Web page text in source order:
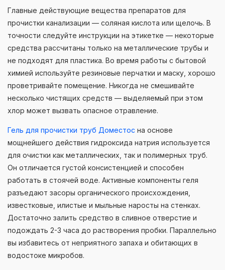
Главные действующие вещества препаратов для
прочистки канализации — соляная кислота или щелочь. В
точности следуйте инструкции на этикетке — некоторые
средства рассчитаны только на металлические трубы и
не подходят для пластика. Во время работы с бытовой
химией используйте резиновые перчатки и маску, хорошо
проветривайте помещение. Никогда не смешивайте
несколько чистящих средств — выделяемый при этом
хлор может вызвать опасное отравление.
Гель для прочистки труб Доместос на основе
мощнейшего действия гидроксида натрия используется
для очистки как металлических, так и полимерных труб.
Он отличается густой консистенцией и способен
работать в стоячей воде. Активные компоненты геля
разъедают засоры органического происхождения,
известковые, илистые и мыльные наросты на стенках.
Достаточно залить средство в сливное отверстие и
подождать 2-3 часа до растворения пробки. Параллельно
вы избавитесь от неприятного запаха и обитающих в
водостоке микробов.